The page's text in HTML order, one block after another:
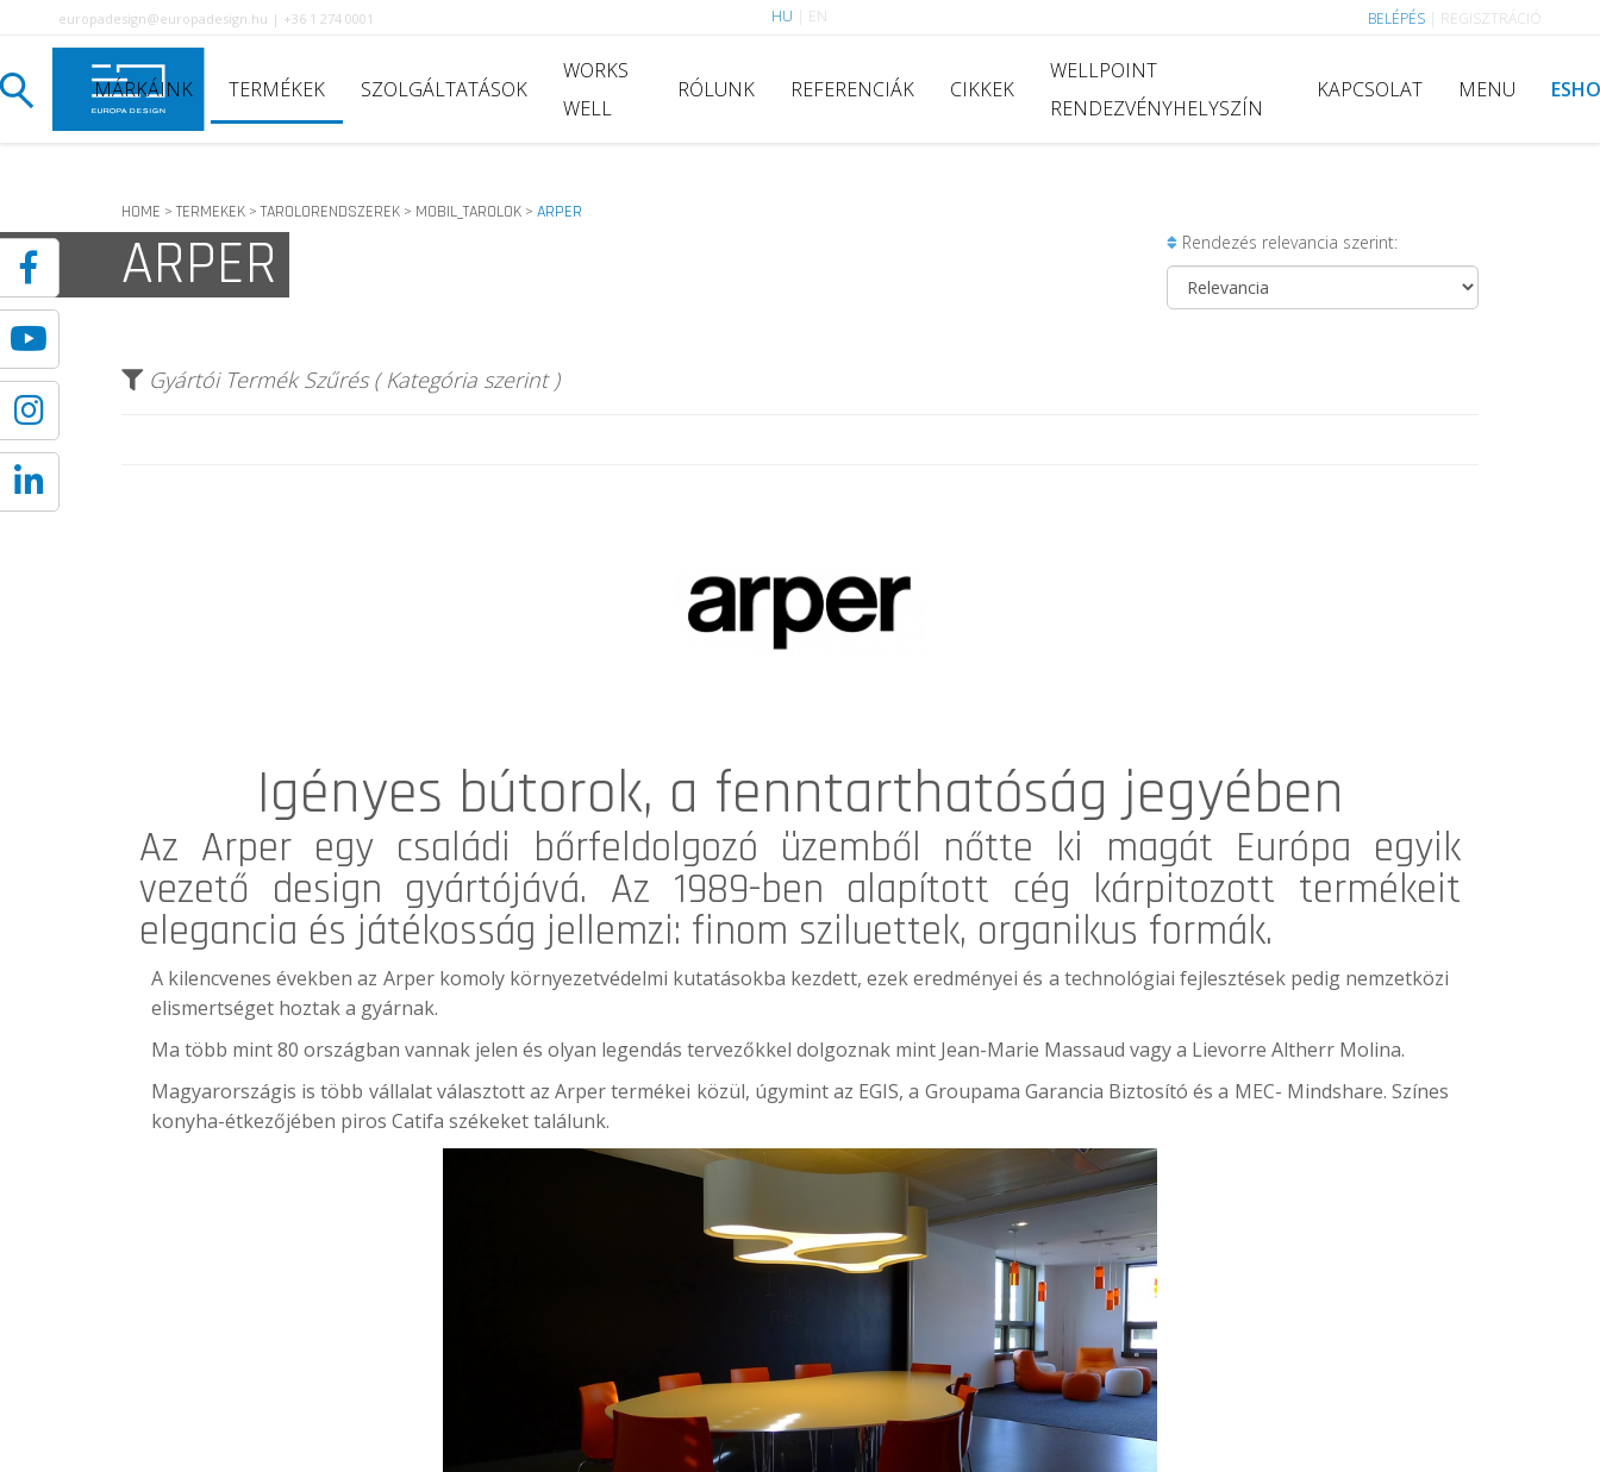
europadesign@europadesign.hu | +36 1 274 0001 HU EN BELÉPÉS REGISZTRÁCIÓ
MÁRKÁINK TERMÉKEK SZOLGÁLTATÁSOK
WORKS
WELL
RÓLUNK REFERENCIÁK CIKKEK
WELLPOINT
RENDEZVÉNYHELYSZÍN
KAPCSOLAT MENU
HOME > TERMEKEK > TAROLORENDSZEREK > MOBIL_TAROLOK > ARPER
ARPER Rendezés relevancia szerint:
Gyártói Termék Szűrés ( Kategória szerint )
Igényes bútorok, a fenntarthatóság jegyében
Az Arperegy családi bőrfeldolgozó üzemből nőtte ki magát Európa egyik
vezető design gyártójává. Az 1989-ben alapított cég kárpitozott termékeit
elegancia és játékosság jellemzi: finom sziluettek, organikus formák.
A kilencvenes években az Arper komoly környezetvédelmi kutatásokba kezdett, ezek eredményei és a technológiai fejlesztések pedig nemzetközi
elismertséget hoztak a gyárnak.
Ma több mint 80 országban vannak jelen és olyan legendás tervezőkkel dolgoznak mint Jean-Marie Massaud vagy a Lievorre Altherr Molina.
Magyarországis is több vállalat választott az Arper termékei közül, úgymint az EGIS, a Groupama Garancia Biztosító és a MEC- Mindshare. Színes
konyha-étkezőjében piros Catifa székeket találunk.